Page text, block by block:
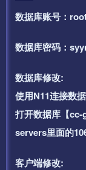
数据库账号：
数据库密码：
数据库修改:
使用N11连接数
打开数据库【
servers里面的
客户端修改: